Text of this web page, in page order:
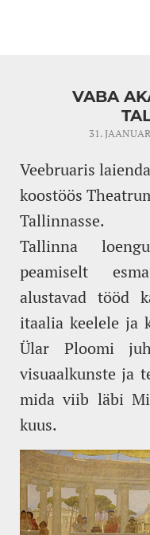
VABA
31.
Veebruaris
koostöös
Tallinnasse.
Tallinna
peamiselt
alustavad tööd
itaalia keelele ja
Ülar Ploomi
visuaalkunste ja
mida viib läbi
kuus.